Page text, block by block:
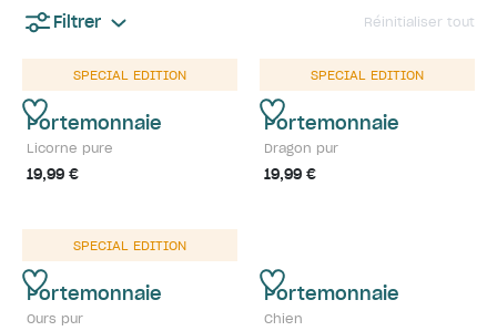
Filtrer Réinitialiser tout
SPECIAL EDITION
Portemonnaie
Licorne pure
19,99 €
SPECIAL EDITION
Portemonnaie
Dragon pur
19,99 €
SPECIAL EDITION
Portemonnaie
Ours pur
Portemonnaie
Chien